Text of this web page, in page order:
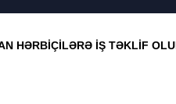
HƏRBIÇILƏRƏ IŞ TƏKLIF